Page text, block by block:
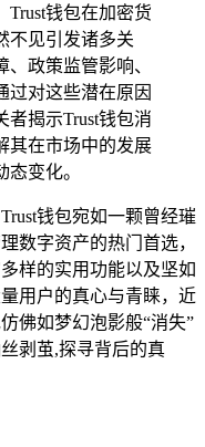
钱包在加密货
不见引发诸多关
政策监管影响、
过对这些潜在原因
者揭示Trust钱包消
其在市场中的发展
变化。
钱包宛如一颗曾经璀
数字资产的热门首选，
样的实用功能以及坚如
用户的真心与青睐，近
佛如梦幻泡影般“消失”
剥茧,探寻背后的真